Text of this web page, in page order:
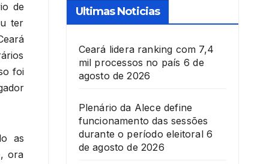
de
ter
foi
as
ora
Ultimas Noticias
Ceará lidera ranking com 7,4
mil processos no país 6 de
agosto de 2026
Plenário da Alece define
funcionamento das sessões
durante o período eleitoral 6
de agosto de 2026